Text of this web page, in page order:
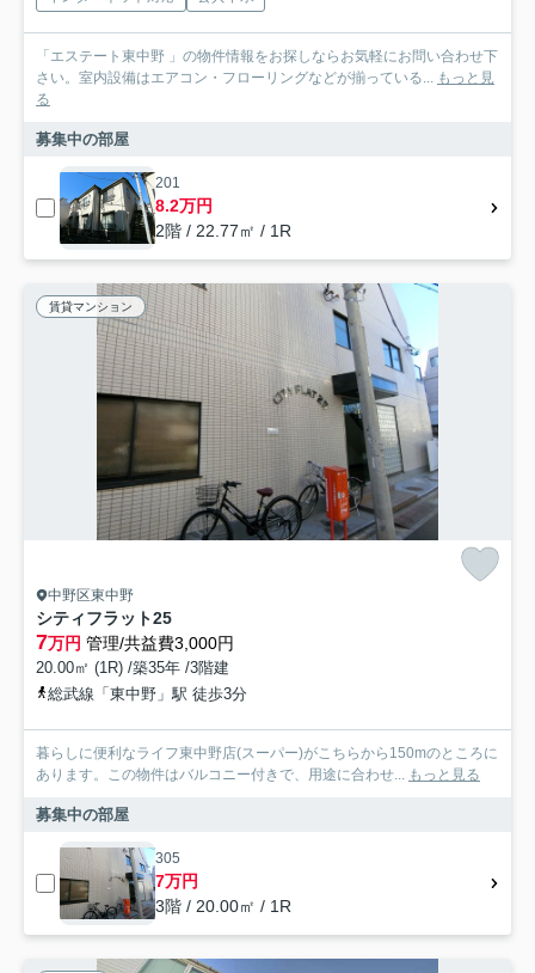
「エステート東中野 」の物件情報をお探しならお気軽にお問い合わせ下
さい。室内設備はエアコン・フローリングなどが揃っている... もっと見
る
募集中の部屋
201
8.2万円
2階 / 22.77㎡ / 1R
賃貸マンション
中野区東中野
シティフラット25
7万円 管理/共益費3,000円
20.00㎡ (1R) /築35年 /3階建
総武線「東中野」駅 徒歩3分
暮らしに便利なライフ東中野店(スーパー)がこちらから150mのところに
あります。この物件はバルコニー付きで、用途に合わせ... もっと見る
募集中の部屋
305
7万円
3階 / 20.00㎡ / 1R